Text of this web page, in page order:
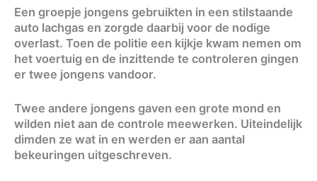
Een groepje jongens gebruikten in een stilstaande
auto lachgas en zorgde daarbij voor de nodige
overlast. Toen de politie een kijkje kwam nemen om
het voertuig en de inzittende te controleren gingen
er twee jongens vandoor.
Twee andere jongens gaven een grote mond en
wilden niet aan de controle meewerken. Uiteindelijk
dimden ze wat in en werden er aan aantal
bekeuringen uitgeschreven.